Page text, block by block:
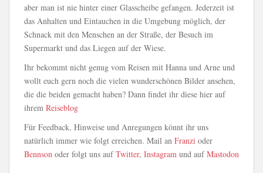
aber man ist nie hinter einer Glasscheibe gefangen. Jederzeit ist
das Anhalten und Eintauchen in die Umgebung möglich, der
Schnack mit den Menschen an der Straße, der Besuch im
Supermarkt und das Liegen auf der Wiese.
Ihr bekommt nicht genug vom Reisen mit Hanna und Arne und
wollt euch gern noch die vielen wunderschönen Bilder ansehen,
die die beiden gemacht haben? Dann findet ihr diese hier auf
ihrem Reiseblog
Für Feedback, Hinweise und Anregungen könnt ihr uns
natürlich immer wie folgt erreichen. Mail an Franzi oder
Bennson oder folgt uns aufTwitter, Instagram und aufMastodon